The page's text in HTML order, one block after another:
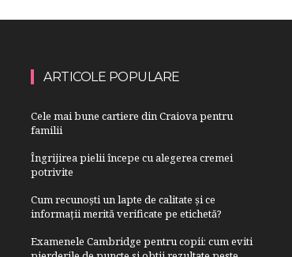
ARTICOLE POPULARE
Cele mai bune cartiere din Craiova pentru
familii
Îngrijirea pielii începe cu alegerea cremei
potrivite
Cum recunoști un lapte de calitate și ce
informații merită verificate pe etichetă?
Examenele Cambridge pentru copii: cum eviti